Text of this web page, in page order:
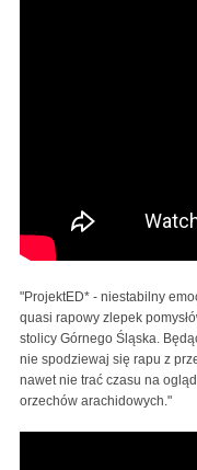
"ProjektED* - niestabilny
quasi rapowy zlepek
stolicy Górnego Śląska.
nie spodziewaj się rapu z
nawet nie trać czasu na
orzechów arachidowych."